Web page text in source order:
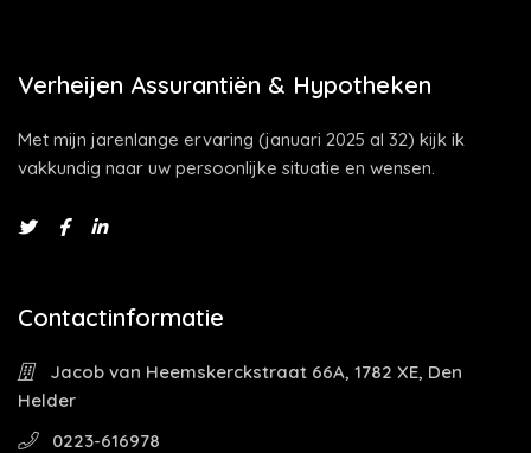
Verheijen Assurantiën & Hypotheken
Met mijn jarenlange ervaring (januari 2025 al 32) kijk ik
vakkundig naar uw persoonlijke situatie en wensen.
Contactinformatie
Jacob van Heemskerckstraat 66A, 1782 XE, Den
Helder
0223-616978